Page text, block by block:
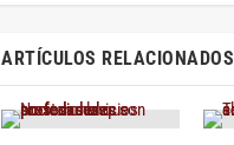
ARTÍCULOS RELACIONADOS